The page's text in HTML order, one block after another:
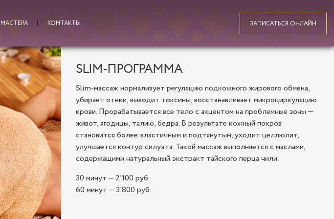
МАСТЕРА КОНТАКТЫ ЗАПИСАТЬСЯ ОНЛАЙН
SLIM-ПРОГРАММА
Slim-массаж нормализует регуляцию подкожного жирового обмена,
убирает отеки, выводит токсины, восстанавливает микроциркуляцию
крови. Прорабатывается все тело с акцентом на проблемные зоны —
живот, ягодицы, талию, бедра. В результате кожный покров
становится более эластичным и подтянутым, уходит целлюлит,
улучшается контур силуэта. Такой массаж выполняется с маслами,
содержащими натуральный экстракт тайского перца чили.
30 минут — 2’100 руб.
60 минут — 3’800 руб.